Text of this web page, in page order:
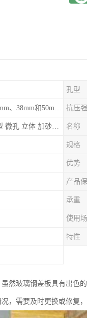
孔型
常见的有19mm、25mm、30mm、38mm和50mm等 抗压
普通型 防滑型 ‌烤漆型 封边型 ‌微孔 立体 加砂覆面型 平面型 名称
规格
优势
产品
承重
使用
特性
然玻璃钢盖板具有出色
，需要及时更换或修复